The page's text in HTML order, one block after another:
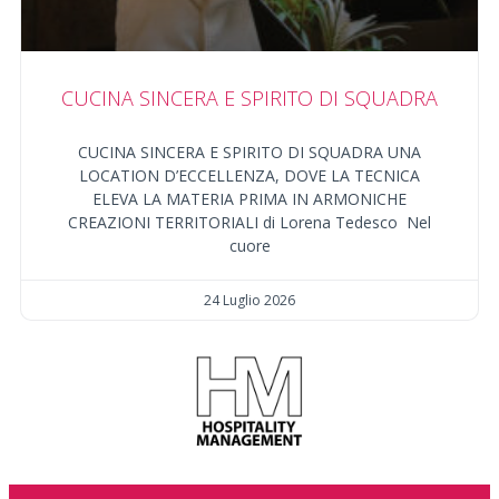
CUCINA SINCERA E SPIRITO DI SQUADRA
CUCINA SINCERA E SPIRITO DI SQUADRA UNA
LOCATION D’ECCELLENZA, DOVE LA TECNICA
ELEVA LA MATERIA PRIMA IN ARMONICHE
CREAZIONI TERRITORIALI di Lorena Tedesco Nel
cuore
24 Luglio 2026